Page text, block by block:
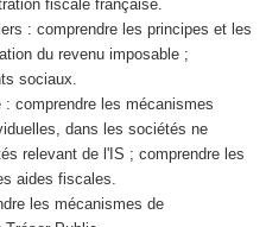
fiscale française.
: comprendre les principes et les
du revenu imposable ;
sociaux.
comprendre les mécanismes
dans les sociétés ne
relevant de l'IS ; comprendre les
aides fiscales.
les mécanismes de